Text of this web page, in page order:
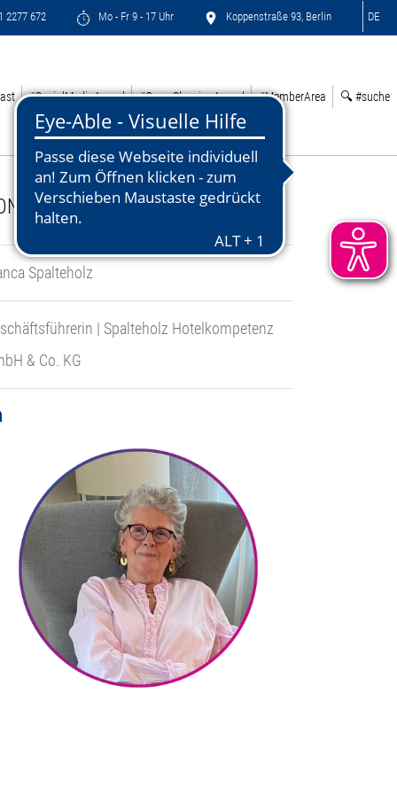
2277 672 Mo - Fr 9 - 17 Uhr Koppenstraße 93, Berlin DE
#SocialMediaAward #GreenSleepingAward #MemberArea 🔍 #suche
Spalteholz
| Spalteholz Hotelkompetenz
& Co. KG